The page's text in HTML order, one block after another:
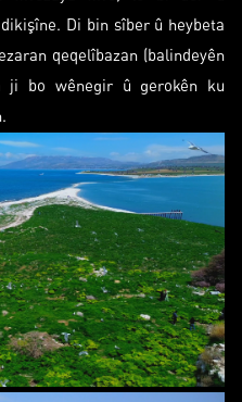
Di bin sîber û heybeta
qeqelîbazan (balindeyên
ji bo wênegir û gerokên ku